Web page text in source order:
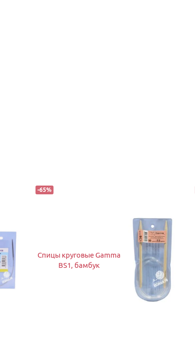
-65%
Спицы круговые Gamma
BS1, бамбук